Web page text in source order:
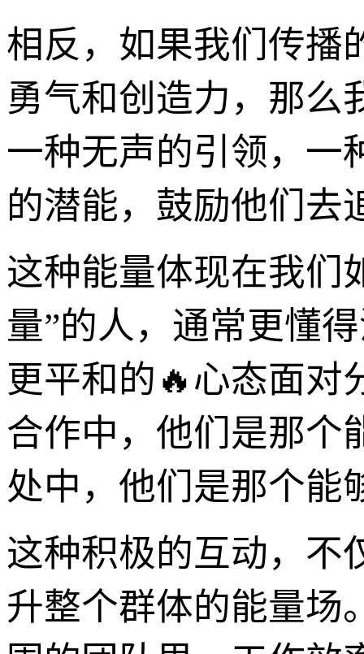
相反，如果我们传播
勇气和创造力，那么
一种无声的引领，一
的潜能，鼓励他们去
这种能量体现在我们
量”的人，通常更懂
更平和的🔥心态面对
合作中，他们是那个
处中，他们是那个能
这种积极的互动，不
升整个群体的能量场